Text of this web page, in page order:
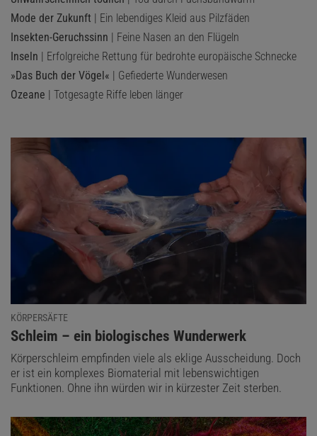
Mode der Zukunft | Ein lebendiges Kleid aus Pilzfäden
Insekten-Geruchssinn | Feine Nasen an den Flügeln
Inseln | Erfolgreiche Rettung für bedrohte europäische Schnecke
»Das Buch der Vögel« | Gefiederte Wunderwesen
Ozeane | Totgesagte Riffe leben länger
KÖRPERSÄFTE
:
Schleim – ein biologisches Wunderwerk
Körperschleim empfinden viele als eklige Ausscheidung. Doch
er ist ein komplexes Biomaterial mit lebenswichtigen
Funktionen. Ohne ihn würden wir in kürzester Zeit sterben.